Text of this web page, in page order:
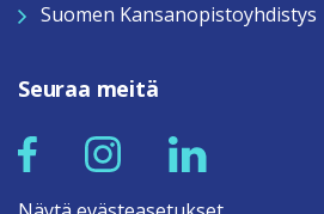
Suomen Kansanopistoyhdistys
Seuraa meitä